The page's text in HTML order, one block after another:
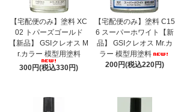
【宅配便のみ】塗料 XC
02 トパーズゴールド
【新品】 GSIクレオス M
r.カラー 模型用塗料
300円(税込330円)
【宅配便のみ】塗料 C15
6 スーパーホワイト【新
品】 GSIクレオス Mr.カ
ラー 模型用塗料
200円(税込220円)